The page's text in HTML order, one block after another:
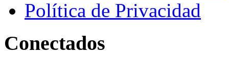
Política de Privacidad
Conectados